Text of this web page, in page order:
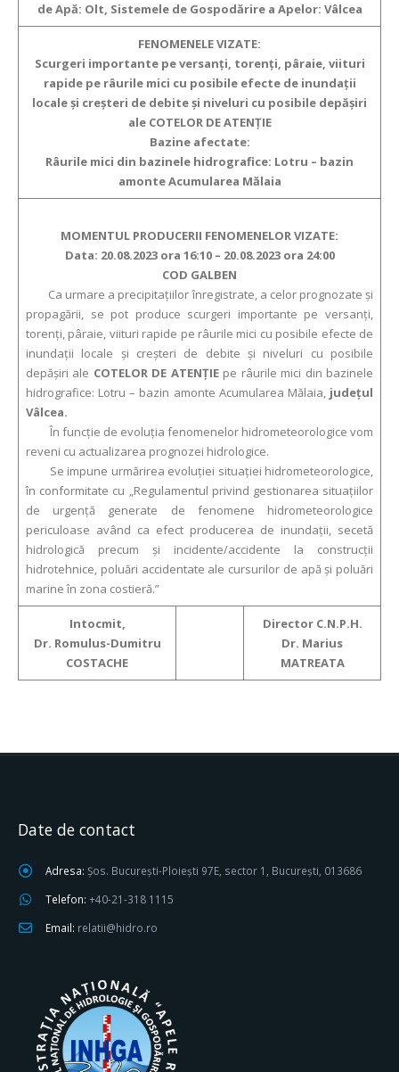
de Apă: Olt, Sistemele de Gospodărire a Apelor: Vâlcea
FENOMENELE VIZATE:
Scurgeri importante pe versanţi, torenţi, pâraie, viituri
rapide pe râurile mici cu posibile efecte de inundaţii
locale şi creşteri de debite şi niveluri cu posibile depăşiri
ale COTELOR DE ATENŢIE
Bazine afectate:
Râurile mici din bazinele hidrografice: Lotru – bazin
amonte Acumularea Mălaia
MOMENTUL PRODUCERII FENOMENELOR VIZATE:
Data: 20.08.2023 ora 16:10 – 20.08.2023 ora 24:00
COD GALBEN
Ca urmare a precipitaţiilor înregistrate, a celor prognozate şi
propagării, se pot produce scurgeri importante pe versanţi,
torenţi, pâraie, viituri rapide pe râurile mici cu posibile efecte de
inundaţii locale şi creşteri de debite şi niveluri cu posibile
depăşiri ale COTELOR DE ATENŢIEpe râurile mici din bazinele
hidrografice: Lotru – bazin amonte Acumularea Mălaia, judeţul
Vâlcea.
În funcție de evoluția fenomenelor hidrometeorologice vom
reveni cu actualizarea prognozei hidrologice.
Se impune urmărirea evoluției situației hidrometeorologice,
în conformitate cu „Regulamentul privind gestionarea situațiilor
de urgență generate de fenomene hidrometeorologice
periculoase având ca efect producerea de inundații, secetă
hidrologică precum și incidente/accidente la construcții
hidrotehnice, poluări accidentate ale cursurilor de apă și poluări
marine în zona costieră.”
Intocmit,
Dr. Romulus-Dumitru
COSTACHE
Director C.N.P.H.
Dr. Marius
MATREATA
Date de contact
Adresa: Șos. București-Ploiești 97E, sector 1, București, 013686
Telefon: +40-21-318 1115
Email: relatii@hidro.ro